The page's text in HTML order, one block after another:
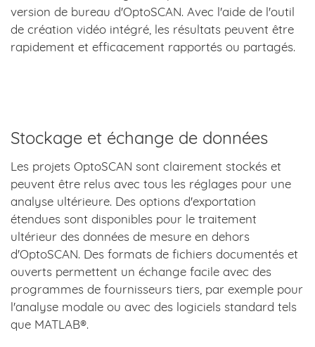
version de bureau d'OptoSCAN. Avec l'aide de l'outil
de création vidéo intégré, les résultats peuvent être
rapidement et efficacement rapportés ou partagés.
Stockage et échange de données
Les projets OptoSCAN sont clairement stockés et
peuvent être relus avec tous les réglages pour une
analyse ultérieure. Des options d'exportation
étendues sont disponibles pour le traitement
ultérieur des données de mesure en dehors
d'OptoSCAN. Des formats de fichiers documentés et
ouverts permettent un échange facile avec des
programmes de fournisseurs tiers, par exemple pour
l'analyse modale ou avec des logiciels standard tels
que MATLAB®.